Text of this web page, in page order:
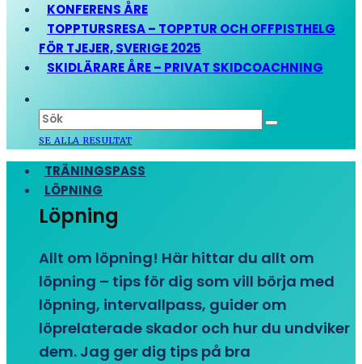
KONFERENS ÅRE
TOPPTURSRESA – TOPPTUR OCH OFFPISTHELG
FÖR TJEJER, SVERIGE 2025
SKIDLÄRARE ÅRE – PRIVAT SKIDCOACHNING
SE ALLA RESULTAT
TRÄNINGSPASS
LÖPNING
Löpning
Allt om löpning! Här hittar du allt om
löpning – tips för dig som vill börja med
löpning, intervallpass, guider om
löprelaterade skador och hur du undviker
dem. Jag ger dig tips på bra